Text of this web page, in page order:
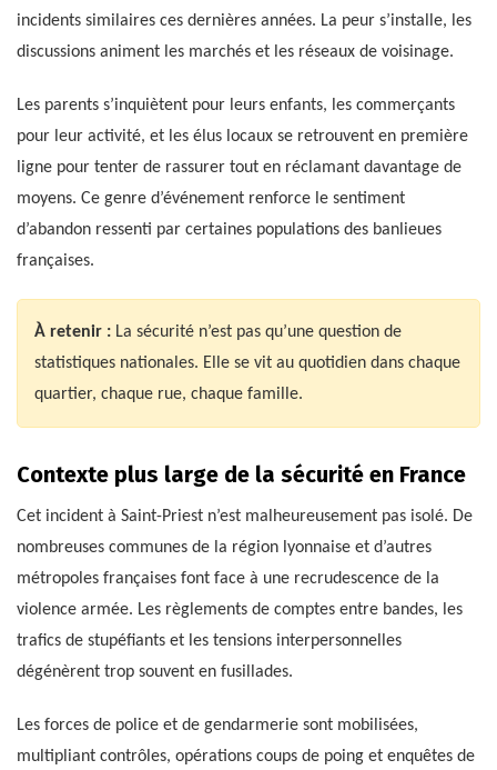
incidents similaires ces dernières années. La peur s’installe, les
discussions animent les marchés et les réseaux de voisinage.
Les parents s’inquiètent pour leurs enfants, les commerçants
pour leur activité, et les élus locaux se retrouvent en première
ligne pour tenter de rassurer tout en réclamant davantage de
moyens. Ce genre d’événement renforce le sentiment
d’abandon ressenti par certaines populations des banlieues
françaises.
À retenir : La sécurité n’est pas qu’une question de
statistiques nationales. Elle se vit au quotidien dans chaque
quartier, chaque rue, chaque famille.
Contexte plus large de la sécurité en France
Cet incident à Saint-Priest n’est malheureusement pas isolé. De
nombreuses communes de la région lyonnaise et d’autres
métropoles françaises font face à une recrudescence de la
violence armée. Les règlements de comptes entre bandes, les
trafics de stupéfiants et les tensions interpersonnelles
dégénèrent trop souvent en fusillades.
Les forces de police et de gendarmerie sont mobilisées,
multipliant contrôles, opérations coups de poing et enquêtes de